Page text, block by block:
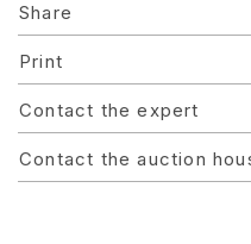
Share
Print
Contact the expert
Contact the auction